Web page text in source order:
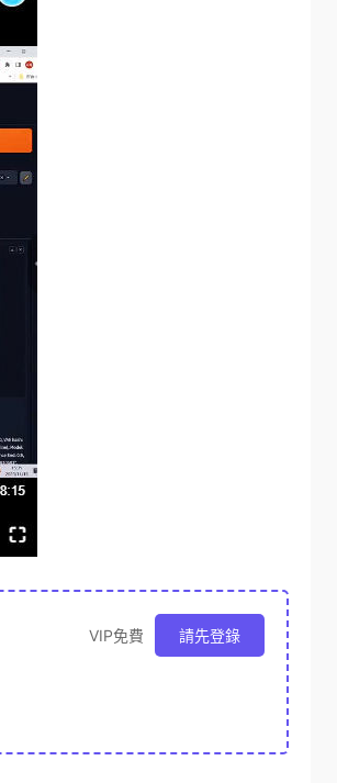
VIP免費 請先登錄